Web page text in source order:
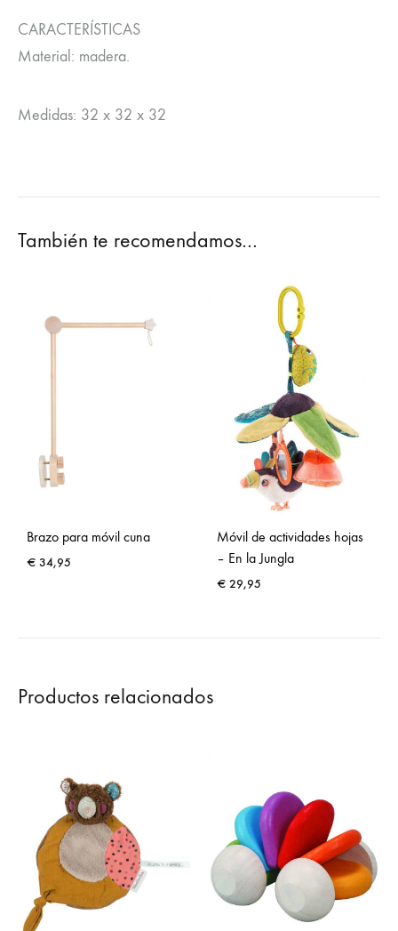
CARACTERÍSTICAS
Material: madera.
Medidas: 32 x 32 x 32
También te recomendamos…
Brazo para móvil cuna
€ 34,95
Móvil de actividades hojas
– En la Jungla
€ 29,95
Productos relacionados